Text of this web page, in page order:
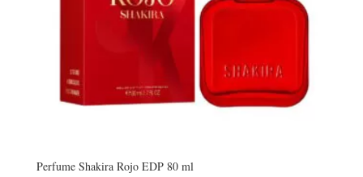
Perfume Shakira Rojo EDP 80 ml